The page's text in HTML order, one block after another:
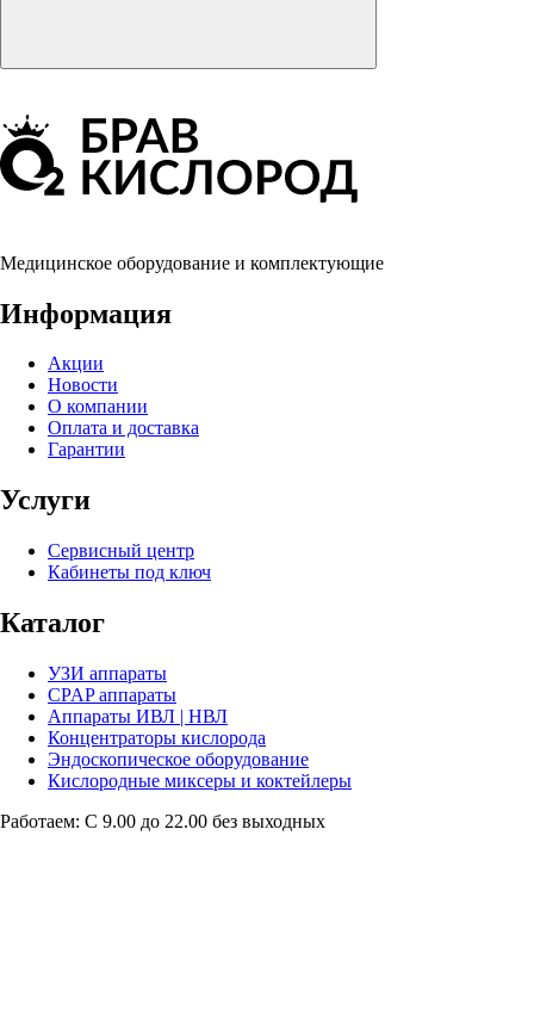
Медицинское оборудование и комплектующие
Информация
Акции
Новости
О компании
Оплата и доставка
Гарантии
Услуги
Сервисный центр
Кабинеты под ключ
Каталог
УЗИ аппараты
CPAP аппараты
Аппараты ИВЛ | НВЛ
Концентраторы кислорода
Эндоскопическое оборудование
Кислородные миксеры и коктейлеры
Работаем: С 9.00 до 22.00 без выходных